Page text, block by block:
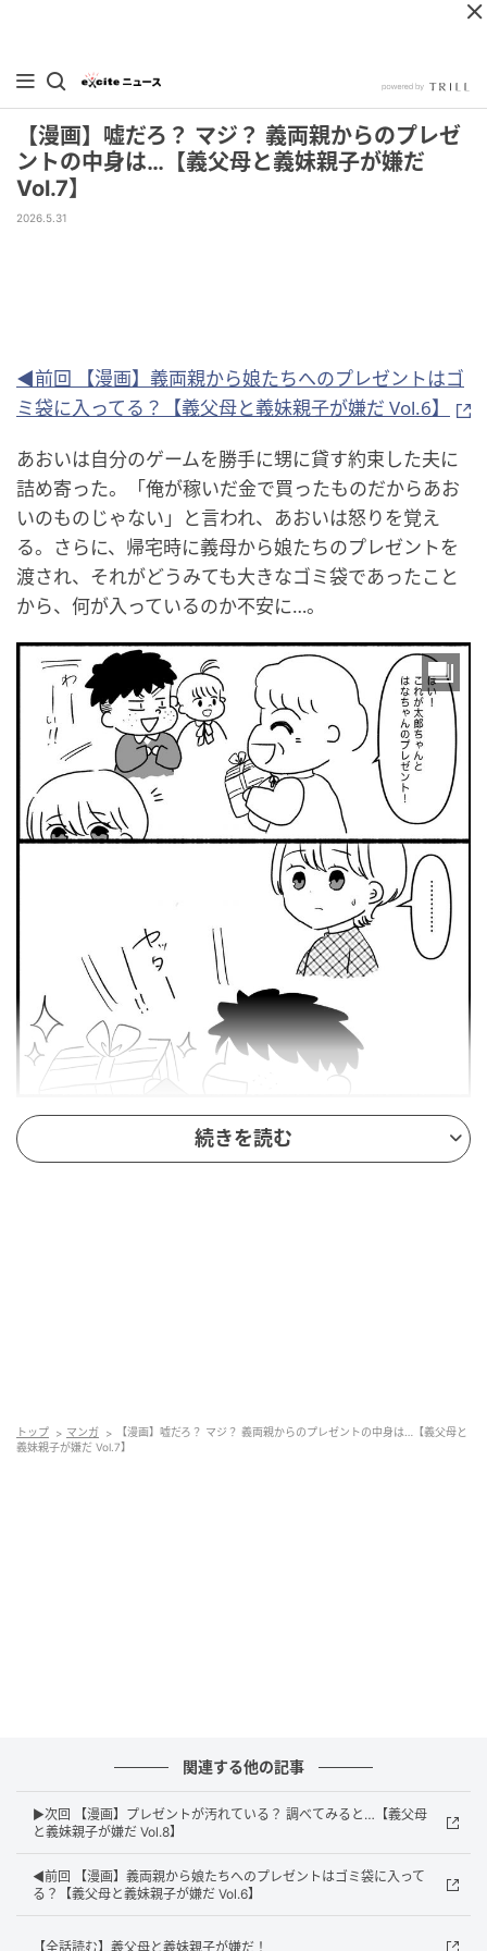
【漫画】嘘だろ？ マジ？ 義両親からのプレゼ
ントの中身は…【義父母と義妹親子が嫌だ
Vol.7】
2026.5.31
◀前回 【漫画】義両親から娘たちへのプレゼントはゴ
ミ袋に入ってる？【義父母と義妹親子が嫌だ Vol.6】
あおいは自分のゲームを勝手に甥に貸す約束した夫に
詰め寄った。「俺が稼いだ金で買ったものだからあお
いのものじゃない」と言われ、あおいは怒りを覚え
る。さらに、帰宅時に義母から娘たちのプレゼントを
渡され、それがどうみても大きなゴミ袋であったこと
から、何が入っているのか不安に…。
エキサイトニュース
続きを読む
トップ マンガ
【漫画】嘘だろ？ マジ？ 義両親からのプレゼントの中身は…【義父母と
義妹親子が嫌だ Vol.7】
関連する他の記事
▶次回 【漫画】プレゼントが汚れている？ 調べてみると…【義父母
と義妹親子が嫌だ Vol.8】
◀前回 【漫画】義両親から娘たちへのプレゼントはゴミ袋に入って
る？【義父母と義妹親子が嫌だ Vol.6】
【全話読む】義父母と義妹親子が嫌だ！